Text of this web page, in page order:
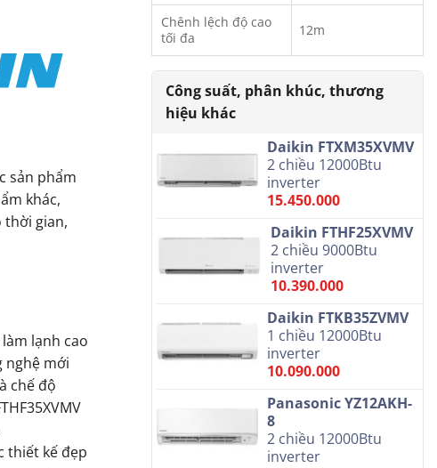
sản phẩm
khác,
thời gian,
lạnh cao
nghệ mới
chế độ
thiết kế đẹp
Chênh lệch độ cao
tối đa
12m
Daikin FTXM35XVMV
2 chiều 12000Btu
inverter
15.450.000
Daikin FTHF25XVMV
2 chiều 9000Btu
inverter
10.390.000
Daikin FTKB35ZVMV
1 chiều 12000Btu
inverter
10.090.000
Panasonic YZ12AKH-
8
2 chiều 12000Btu
inverter